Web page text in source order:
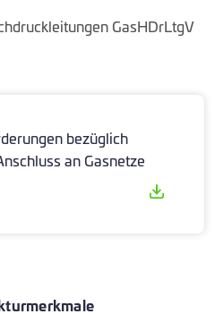
GasHDrLtgV
bezüglich
an Gasnetze